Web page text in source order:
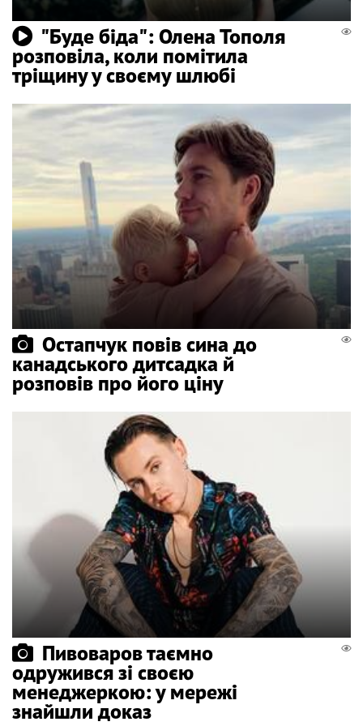
"Буде біда": Олена Тополя
розповіла, коли помітила
тріщину у своєму шлюбі
Остапчук повів сина до
канадського дитсадка й
розповів про його ціну
Пивоваров таємно
одружився зі своєю
менеджеркою: у мережі
знайшли доказ